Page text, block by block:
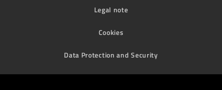
Legal note
Cookies
Data Protection and Security